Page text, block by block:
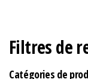
Filtres de
Catégories de